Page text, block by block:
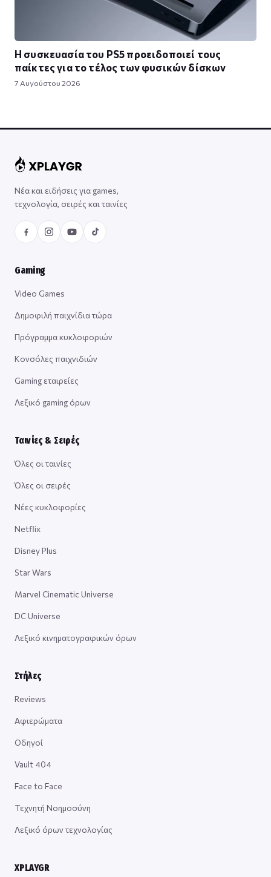
Η συσκευασία του PS5 προειδοποιεί τους
παίκτες για το τέλος των φυσικών δίσκων
7 Αυγούστου 2026
Νέα και ειδήσεις για games,
τεχνολογία, σειρές και ταινίες
Gaming
Video Games
Δημοφιλή παιχνίδια τώρα
Πρόγραμμα κυκλοφοριών
Κονσόλες παιχνιδιών
Gaming εταιρείες
Λεξικό gaming όρων
Ταινίες & Σειρές
Όλες οι ταινίες
Όλες οι σειρές
Νέες κυκλοφορίες
Netflix
Disney Plus
Star Wars
Marvel Cinematic Universe
DC Universe
Λεξικό κινηματογραφικών όρων
Στήλες
Reviews
Αφιερώματα
Οδηγοί
Vault 404
Face to Face
Τεχνητή Νοημοσύνη
Λεξικό όρων τεχνολογίας
XPLAYGR